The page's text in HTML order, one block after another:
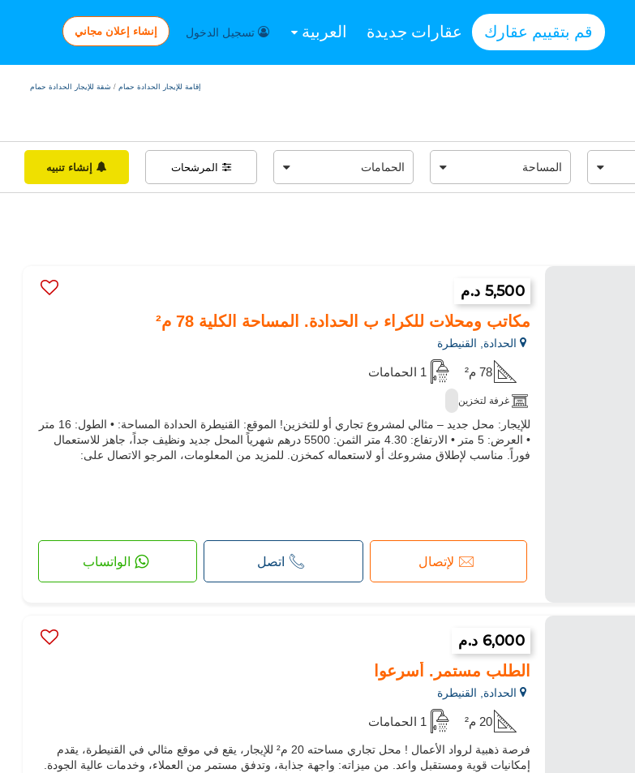
قم بتقييم عقارك عقارات جديدة العربية تسجيل الدخول إنشاء إعلان مجاني
إقامة للإيجار الحدادة حمام / شقة للإيجار الحدادة حمام
المرشحات إنشاء تنبيه
5,500 د.م
مكاتب ومحلات للكراء ب الحدادة. المساحة الكلية 78 م²
الحدادة, القنيطرة
78 م² 1 الحمامات
غرفة لتخزين
للإيجار: محل جديد – مثالي لمشروع تجاري أو للتخزين! الموقع: القنيطرة الحدادة المساحة: • الطول: 16 متر
• العرض: 5 متر • الارتفاع: 4.30 متر الثمن: 5500 درهم شهرياً المحل جديد ونظيف جداً، جاهز للاستعمال
فوراً. مناسب لإطلاق مشروعك أو لاستعماله كمخزن. للمزيد من المعلومات، المرجو الاتصال على:
لإتصال اتصل الواتساب
6,000 د.م
الطلب مستمر. أسرعوا
الحدادة, القنيطرة
20 م² 1 الحمامات
فرصة ذهبية لرواد الأعمال ! محل تجاري مساحته 20 م² للإيجار، يقع في موقع مثالي في القنيطرة، يقدم
إمكانيات قوية ومستقبل واعد. من ميزاته: واجهة جذابة، وتدفق مستمر من العملاء، وخدمات عالية الجودة.